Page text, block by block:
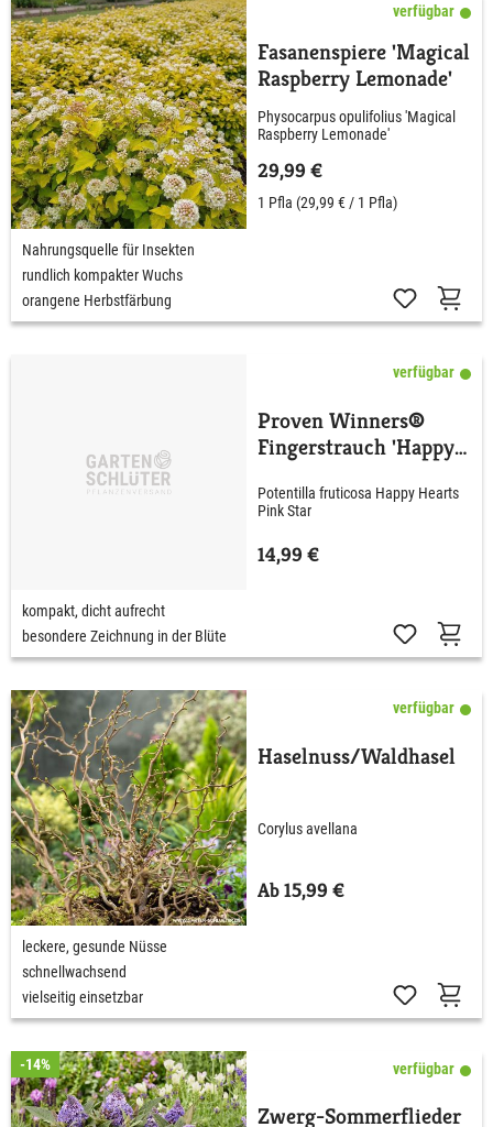
verfügbar
Fasanenspiere 'Magical
Raspberry Lemonade'
Physocarpus opulifolius 'Magical
Raspberry Lemonade'
29,99 €
1 Pfla (29,99 € / 1 Pfla)
Nahrungsquelle für Insekten
rundlich kompakter Wuchs
orangene Herbstfärbung
verfügbar
Proven Winners®
Fingerstrauch 'Happy
Potentilla fruticosa Happy Hearts
Pink Star
14,99 €
kompakt, dicht aufrecht
besondere Zeichnung in der Blüte
verfügbar
Haselnuss/Waldhasel
Corylus avellana
Ab 15,99 €
leckere, gesunde Nüsse
schnellwachsend
vielseitig einsetzbar
-14% verfügbar
Zwerg-Sommerflieder